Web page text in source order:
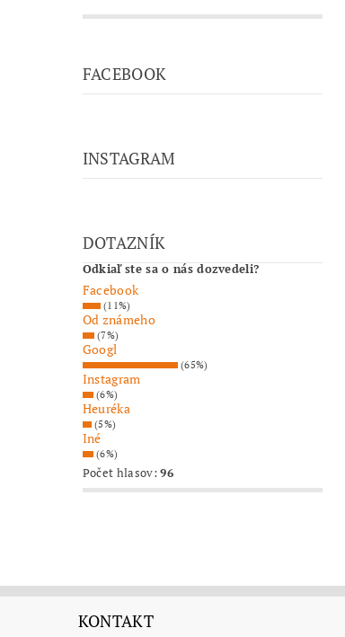
FACEBOOK
INSTAGRAM
DOTAZNÍK
Odkiaľ ste sa o nás dozvedeli?
Facebook
(11%)
Od známeho
(7%)
Googl
(65%)
Instagram
(6%)
Heuréka
(5%)
Iné
(6%)
Počet hlasov:96
KONTAKT